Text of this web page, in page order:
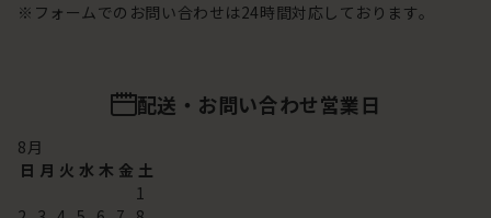
※フォームでのお問い合わせは24時間対応しております。
配送・お問い合わせ営業日
8 月
日 月 火 水 木 金 土
1